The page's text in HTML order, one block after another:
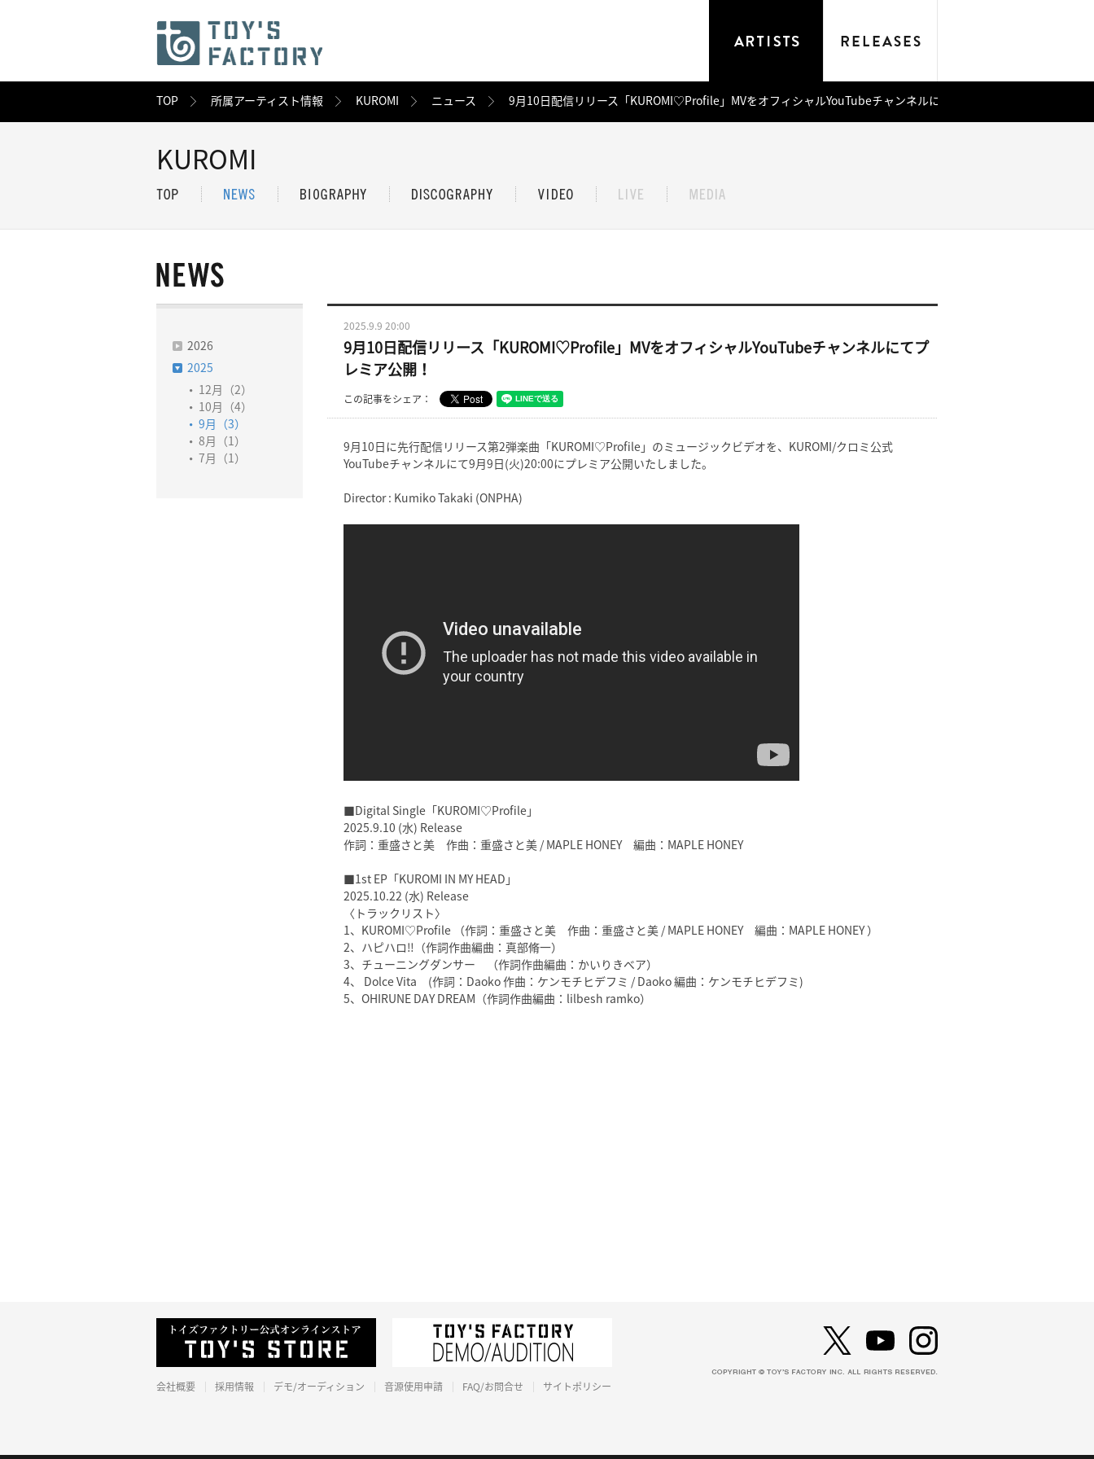
TOP 所属アーティスト情報 KUROMI ニュース 9月10日配信リリース「KUROMI♡Profile」MVをオフィシャルYouTubeチャンネルにてプレミア公開！
KUROMI
2026
2025
12月（2）
10月（4）
9月（3）
8月（1）
7月（1）
2025.9.9 20:00
9月10日配信リリース「KUROMI♡Profile」MVをオフィシャルYouTubeチャンネルにてプ
レミア公開！
この記事をシェア：
9月10日に先行配信リリース第2弾楽曲「KUROMI♡Profile」のミュージックビデオを、KUROMI/クロミ公式
YouTubeチャンネルにて9月9日(火)20:00にプレミア公開いたしました。
Director : Kumiko Takaki (ONPHA)
■Digital Single「KUROMI♡Profile」
2025.9.10 (水) Release
作詞：重盛さと美 作曲：重盛さと美 / MAPLE HONEY 編曲：MAPLE HONEY
■1st EP「KUROMI IN MY HEAD」
2025.10.22 (水) Release
〈トラックリスト〉
1、KUROMI♡Profile （作詞：重盛さと美 作曲：重盛さと美 / MAPLE HONEY 編曲：MAPLE HONEY ）
2、ハピハロ‼︎（作詞作曲編曲：真部脩一）
3、チューニングダンサー （作詞作曲編曲：かいりきベア）
4、 Dolce Vita (作詞：Daoko 作曲：ケンモチヒデフミ / Daoko 編曲：ケンモチヒデフミ)
5、OHIRUNE DAY DREAM（作詞作曲編曲：lilbesh ramko）
会社概要 採用情報 デモ/オーディション 音源使用申請 FAQ/お問合せ サイトポリシー